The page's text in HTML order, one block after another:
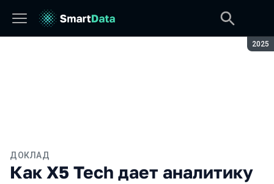
2025
ДОКЛАД
Как X5 Tech дает аналитику